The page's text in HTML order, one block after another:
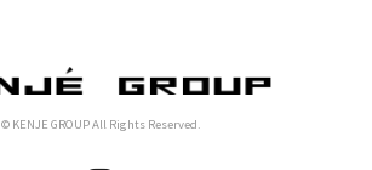
© KENJE GROUP All Rights Reserved.